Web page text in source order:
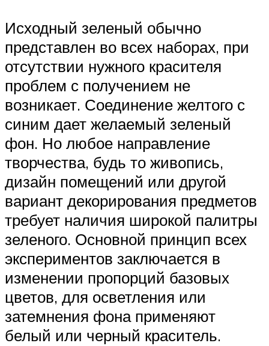
Исходный зеленый обычно
представлен во всех наборах, при
отсутствии нужного красителя
проблем с получением не
возникает. Соединение желтого с
синим дает желаемый зеленый
фон. Но любое направление
творчества, будь то живопись,
дизайн помещений или другой
вариант декорирования предметов
требует наличия широкой палитры
зеленого. Основной принцип всех
экспериментов заключается в
изменении пропорций базовых
цветов, для осветления или
затемнения фона применяют
белый или черный краситель.